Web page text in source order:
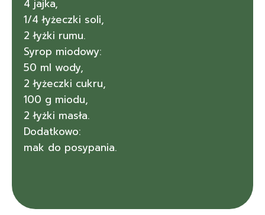
4 jajka,
1/4 łyżeczki soli,
2 łyżki rumu.
Syrop miodowy:
50 ml wody,
2 łyżeczki cukru,
100 g miodu,
2 łyżki masła.
Dodatkowo:
mak do posypania.